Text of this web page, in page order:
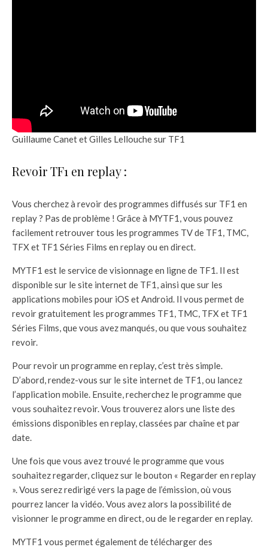
Guillaume Canet et Gilles Lellouche sur TF1
Revoir TF1 en replay :
Vous cherchez à revoir des programmes diffusés sur TF1 en
replay ? Pas de problème ! Grâce à MYTF1, vous pouvez
facilement retrouver tous les programmes TV de TF1, TMC,
TFX et TF1 Séries Films en replay ou en direct.
MYTF1 est le service de visionnage en ligne de TF1. Il est
disponible sur le site internet de TF1, ainsi que sur les
applications mobiles pour iOS et Android. Il vous permet de
revoir gratuitement les programmes TF1, TMC, TFX et TF1
Séries Films, que vous avez manqués, ou que vous souhaitez
revoir.
Pour revoir un programme en replay, c’est très simple.
D’abord, rendez-vous sur le site internet de TF1, ou lancez
l’application mobile. Ensuite, recherchez le programme que
vous souhaitez revoir. Vous trouverez alors une liste des
émissions disponibles en replay, classées par chaîne et par
date.
Une fois que vous avez trouvé le programme que vous
souhaitez regarder, cliquez sur le bouton « Regarder en replay
». Vous serez redirigé vers la page de l’émission, où vous
pourrez lancer la vidéo. Vous avez alors la possibilité de
visionner le programme en direct, ou de le regarder en replay.
MYTF1 vous permet également de télécharger des